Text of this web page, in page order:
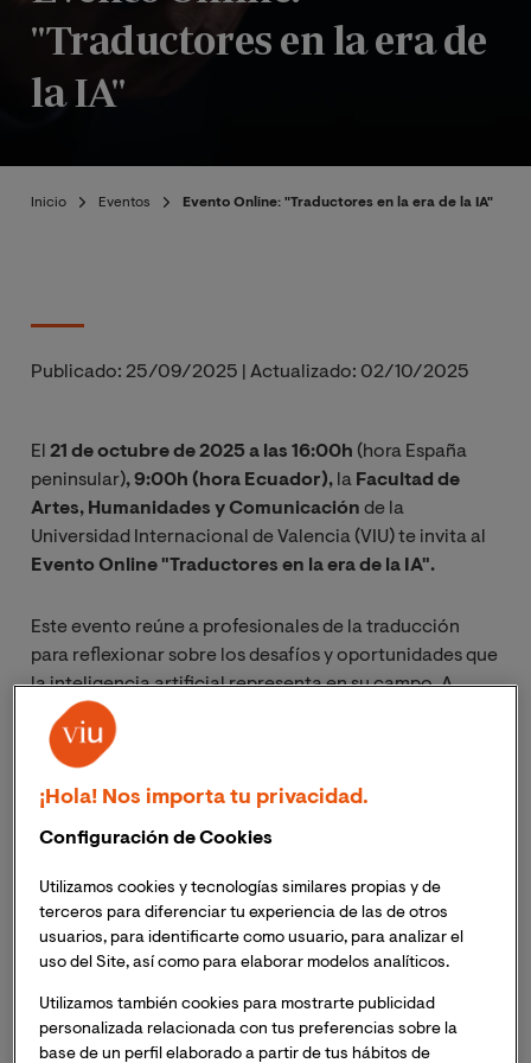
"Traductores en la era de
la IA"
Inicio Eventos Evento Online: "Traductores en la era de la IA"
Publicado: 25/09/2025 Actualizado: 02/10/2025
El 21 de octubre de 2025 a las 16:00h (hora España
peninsular), 9:00h (hora Ecuador), la Facultad de
Artes, Humanidades y Comunicación de la
Universidad Internacional de Valencia (VIU) te invita al
Evento Online "Traductores en la era de la IA".
Este evento reúne a profesionales de la traducción
para reflexionar sobre los desafíos y oportunidades que
la inteligencia artificial representa en su campo. A
través de una mesa redonda y actividades prácticas, se
abordarán temas como la adaptación profesional, el
uso de herramientas automatizadas y el futuro del
oficio en un entorno tecnológico en constante
evolución.
Si deseas asistir, inscríbete y recibirás un enlace para
acceder a la sesión el mismo día del evento.
de la traducción ha generado debates intensos y
necesarios sobre el futuro de una profesión en plena
¡Hola! Nos importa tu privacidad.
Configuración de Cookies
Utilizamos cookies y tecnologías similares propias y de
terceros para diferenciar tu experiencia de las de otros
usuarios, para identificarte como usuario, para analizar el
uso del Site, así como para elaborar modelos analíticos.
Utilizamos también cookies para mostrarte publicidad
personalizada relacionada con tus preferencias sobre la
base de un perfil elaborado a partir de tus hábitos de